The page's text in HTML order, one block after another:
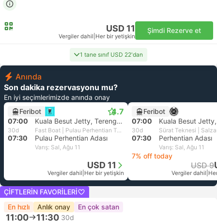
USD 11
Vergiler dahil Her bir yetişkin
Şimdi Rezerve et
1 tane sınıf USD 22'dan
Anında
Son dakika rezervasyonu mu?
En iyi seçimlerimizde anında onay
Feribot
4.7
07:00 Kuala Besut Jetty, Terengganu
30d Fast Boat | Pulau Perhentian Terminal
07:30 Pulau Perhentian Adası
Varış: Sal, Ağu 11
USD 11
Vergiler dahil Her bir yetişkin
Feribot
07:00
30d
07:30 Perhentian Adası
Varış: Sal, Ağu 11
7% off today
USD 9
Vergiler dahil
ÇIFTLERIN FAVORILERI
En hızlı
Anlık onay En çok satan
11:00 11:30 30d